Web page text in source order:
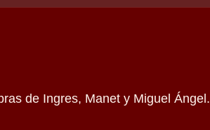
de Ingres, Manet y Miguel Ángel.